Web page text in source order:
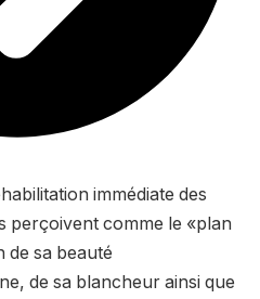
immédiate des
perçoivent comme le «plan
de sa beauté
de sa blancheur ainsi que